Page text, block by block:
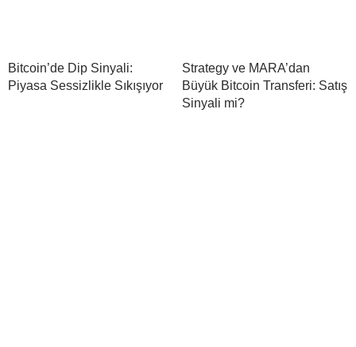
Bitcoin’de Dip Sinyali:
Piyasa Sessizlikle Sıkışıyor
Strategy ve MARA’dan
Büyük Bitcoin Transferi: Satış
Sinyali mi?